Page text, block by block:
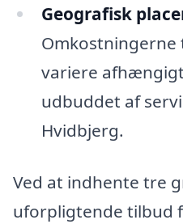
Geografisk
Omkostningerne
variere
udbuddet af
Hvidbjerg.
Ved at indhente tre
uforpligtende tilbud